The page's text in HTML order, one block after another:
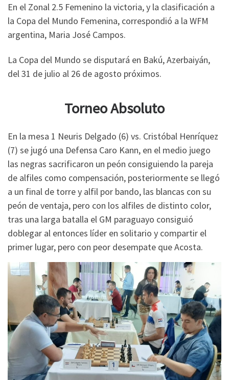
En el Zonal 2.5 Femenino la victoria, y la clasificación a
la Copa del Mundo Femenina, correspondió a la WFM
argentina, Maria José Campos.
La Copa del Mundo se disputará en Bakú, Azerbaiyán,
del 31 de julio al 26 de agosto próximos.
Torneo Absoluto
En la mesa 1 Neuris Delgado (6) vs. Cristóbal Henríquez
(7) se jugó una Defensa Caro Kann, en el medio juego
las negras sacrificaron un peón consiguiendo la pareja
de alfiles como compensación, posteriormente se llegó
a un final de torre y alfil por bando, las blancas con su
peón de ventaja, pero con los alfiles de distinto color,
tras una larga batalla el GM paraguayo consiguió
doblegar al entonces líder en solitario y compartir el
primer lugar, pero con peor desempate que Acosta.